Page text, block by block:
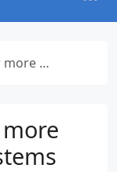
systems